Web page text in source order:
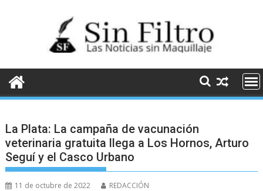
La Plata: La campaña de vacunación
veterinaria gratuita llega a Los Hornos, Arturo
Seguí y el Casco Urbano
11 de octubre de 2022 REDACCIÓN